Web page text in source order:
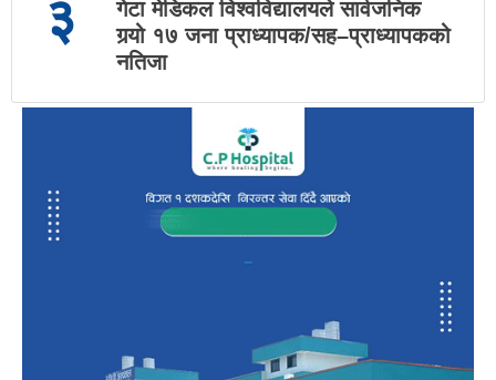
३
गेटा मेडिकल विश्वविद्यालयले सार्वजनिक
गर्‍यो १७ जना प्राध्यापक/सह–प्राध्यापकको
नतिजा